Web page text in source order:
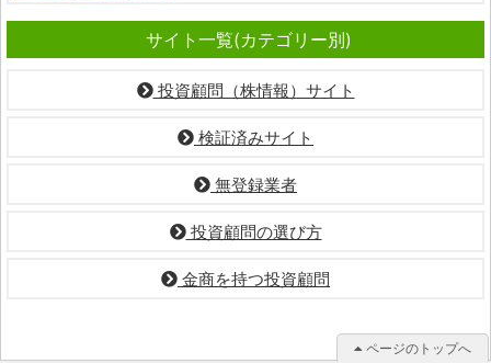
サイト一覧(カテゴリー別)
投資顧問（株情報）サイト
検証済みサイト
無登録業者
投資顧問の選び方
金商を持つ投資顧問
ページのトップへ